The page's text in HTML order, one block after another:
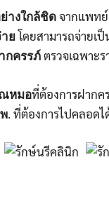
างใกล้ชิดจากแพทย์
ยโดยสามารถจ่ายเป็
กครรภ์ตรวจเฉพาะ
หมอที่ต้องการฝากค
. ที่ต้องการไปคลอดไ